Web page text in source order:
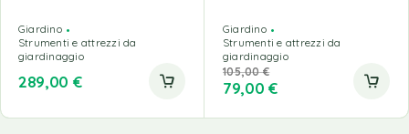
Giardino
Strumenti e attrezzi da
giardinaggio
289,00 €
Giardino
Strumenti e attrezzi da
giardinaggio
105,00€
79,00 €